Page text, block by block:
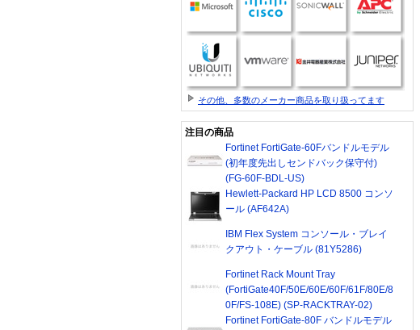
その他、多数のメーカー商品を取り扱ってます
注目の商品
Fortinet FortiGate-60Fバンドルモデル
(初年度先出しセンドバック保守付)
(FG-60F-BDL-US)
Hewlett-Packard HP LCD 8500 コンソ
ール (AF642A)
IBM Flex System コンソール・ブレイ
クアウト・ケーブル (81Y5286)
Fortinet Rack Mount Tray
(FortiGate40F/50E/60E/60F/61F/80E/8
0F/FS-108E) (SP-RACKTRAY-02)
Fortinet FortiGate-80F バンドルモデル